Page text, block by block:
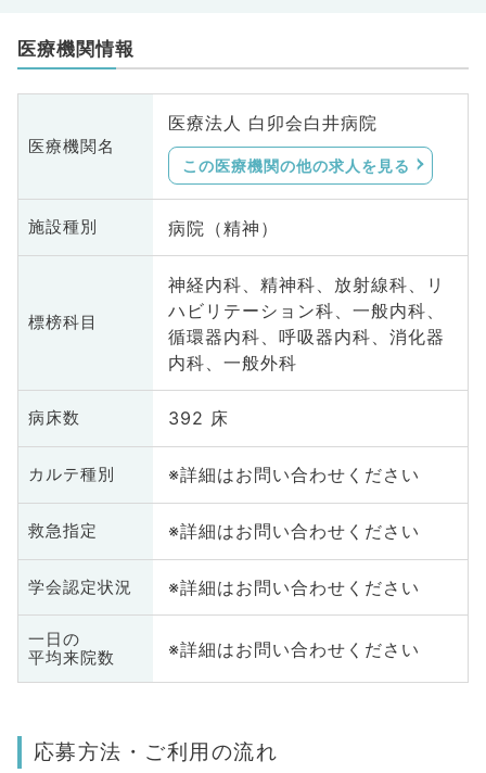
医療機関情報
医療機関名
医療法人 白卯会白井病院
この医療機関の他の求人を見る
施設種別 病院（精神）
標榜科目
神経内科、精神科、放射線科、リ
ハビリテーション科、一般内科、
循環器内科、呼吸器内科、消化器
内科、一般外科
病床数 392 床
カルテ種別 ※詳細はお問い合わせください
救急指定 ※詳細はお問い合わせください
学会認定状況 ※詳細はお問い合わせください
一日の
平均来院数
※詳細はお問い合わせください
応募方法・ご利用の流れ